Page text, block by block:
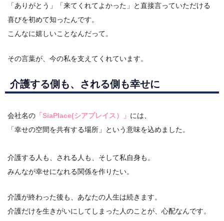
「ありがとう」「来てくれてよかった」と直接言っていただける
喜びを初めて知ったんです。
こんなに嬉しいことなんだって。
その言葉が、今の私を支えてくれています。
介護する側も、される側も幸せに
会社名の 「SiaPlace(シアプレイス）」 には、
「幸せの空間を共有する場所」という意味を込めました。
介護する人も、される人も、そして私自身も。
みんなが幸せになれる関係を作りたい。
介護が終わった後も、あなたの人生は続きます。
介護だけを生きがいにしてしまった人のことが、心配なんです。